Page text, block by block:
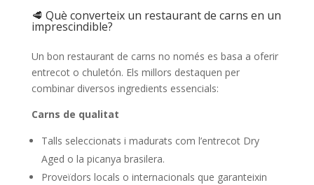
🥩 Què converteix un restaurant de carns en un
imprescindible?
Un bon restaurant de carns no només es basa a oferir
entrecot o chuletón. Els millors destaquen per
combinar diversos ingredients essencials:
Carns de qualitat
Talls seleccionats i madurats com l’entrecot Dry
Aged o la picanya brasilera.
Proveïdors locals o internacionals que garanteixin